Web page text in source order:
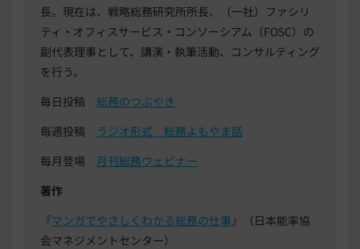
長。現在は、戦略総務研究所所長、（一社）ファシリ
ティ・オフィスサービス・コンソーシアム（FOSC）の
副代表理事として、講演・執筆活動、コンサルティング
を行う。
毎日投稿 総務のつぶやき
毎週投稿 ラジオ形式 総務よもやま話
毎月登場 月刊総務ウェビナー
著作
『マンガでやさしくわかる総務の仕事 』（日本能率協
会マネジメントセンター）